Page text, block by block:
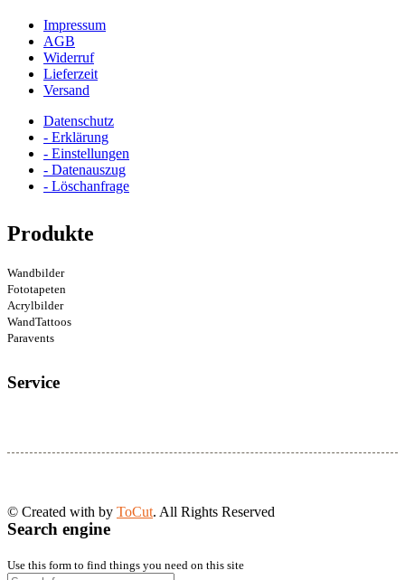
Impressum
AGB
Widerruf
Lieferzeit
Versand
Datenschutz
- Erklärung
- Einstellungen
- Datenauszug
- Löschanfrage
Produkte
Wandbilder
Fototapeten
Acrylbilder
WandTattoos
Paravents
Service
© Created with by ToCut. All Rights Reserved
Search engine
Use this form to find things you need on this site